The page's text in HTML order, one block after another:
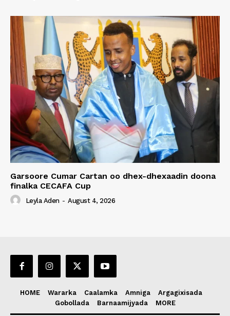
Garsoore Cumar Cartan oo dhex-dhexaadin doona
finalka CECAFA Cup
Leyla Aden - August 4, 2026
HOME Wararka Caalamka Amniga
Argagixisada
Gobollada
Barnaamijyada MORE